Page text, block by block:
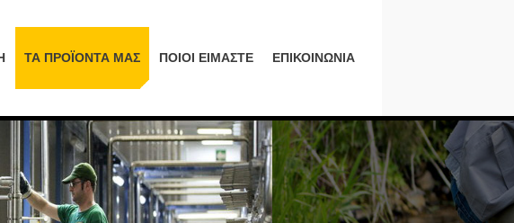
ΤΑ ΠΡΟΪΟΝΤΑ ΜΑΣ ΠΟΙΟΙ ΕΙΜΑΣΤΕ ΕΠΙΚΟΙΝΩΝΙΑ